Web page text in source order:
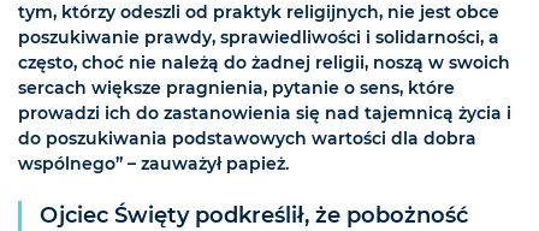
tym, którzy odeszli od praktyk religijnych, nie jest obce
poszukiwanie prawdy, sprawiedliwości i solidarności, a
często, choć nie należą do żadnej religii, noszą w swoich
sercach większe pragnienia, pytanie o sens, które
prowadzi ich do zastanowienia się nad tajemnicą życia i
do poszukiwania podstawowych wartości dla dobra
wspólnego” – zauważył papież.
Ojciec Święty podkreślił, że pobożność